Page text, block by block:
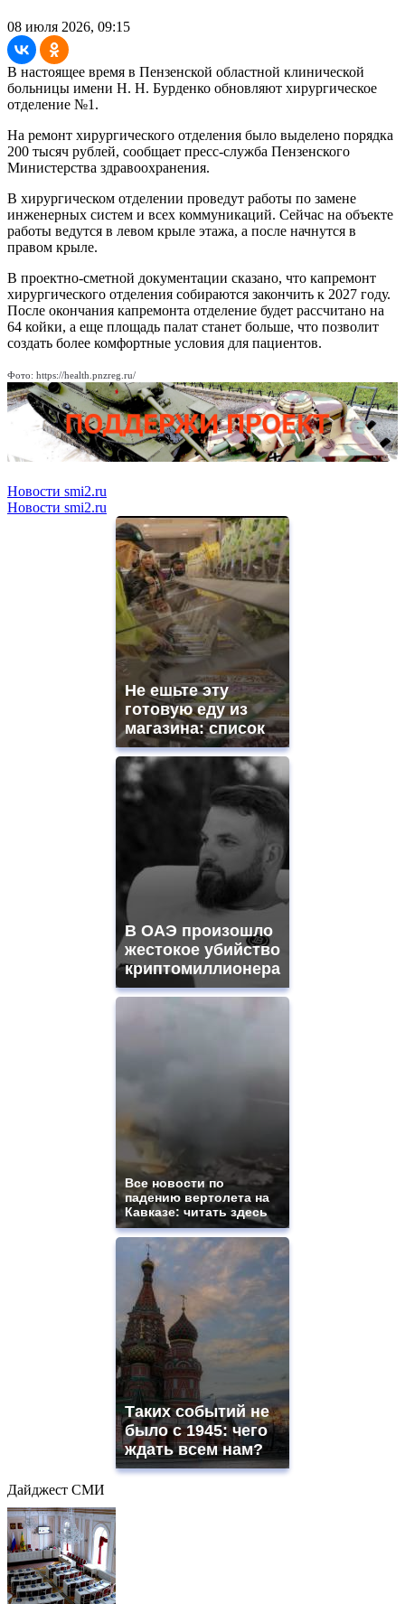
08 июля 2026, 09:15
В настоящее время в Пензенской областной клинической
больницы имени Н. Н. Бурденко обновляют хирургическое
отделение №1.
На ремонт хирургического отделения было выделено порядка
200 тысяч рублей, сообщает пресс-служба Пензенского
Министерства здравоохранения.
В хирургическом отделении проведут работы по замене
инженерных систем и всех коммуникаций. Сейчас на объекте
работы ведутся в левом крыле этажа, а после начнутся в
правом крыле.
В проектно-сметной документации сказано, что капремонт
хирургического отделения собираются закончить к 2027 году.
После окончания капремонта отделение будет рассчитано на
64 койки, а еще площадь палат станет больше, что позволит
создать более комфортные условия для пациентов.
Фото: https://health.pnzreg.ru/
Новости smi2.ru
Новости smi2.ru
Не ешьте эту
готовую еду из
магазина: список
В ОАЭ произошло
жестокое убийство
криптомиллионера
Все новости по
падению вертолета на
Кавказе: читать здесь
Таких событий не
было с 1945: чего
ждать всем нам?
Дайджест СМИ